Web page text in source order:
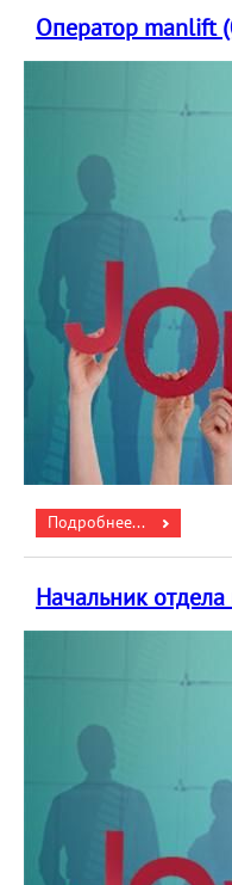
Оператор manlift
Подробнее...
Начальник